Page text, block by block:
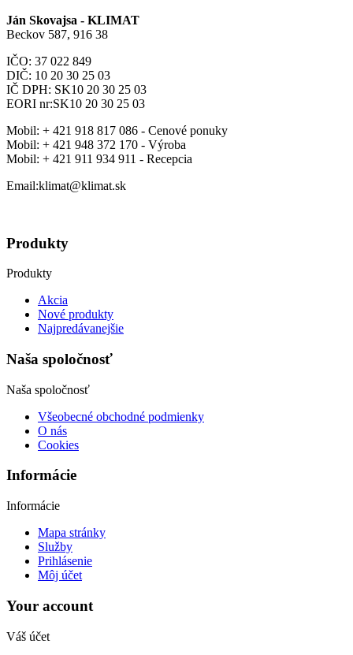
Ján Skovajsa - KLIMAT
Beckov 587, 916 38
IČO: 37 022 849
DIČ: 10 20 30 25 03
IČ DPH: SK10 20 30 25 03
EORI nr:SK10 20 30 25 03
Mobil: + 421 918 817 086 - Cenové ponuky
Mobil: + 421 948 372 170 - Výroba
Mobil: + 421 911 934 911 - Recepcia
Email:klimat@klimat.sk
Produkty
Produkty
Akcia
Nové produkty
Najpredávanejšie
Naša spoločnosť
Naša spoločnosť
Všeobecné obchodné podmienky
O nás
Cookies
Informácie
Informácie
Mapa stránky
Služby
Prihlásenie
Môj účet
Your account
Váš účet